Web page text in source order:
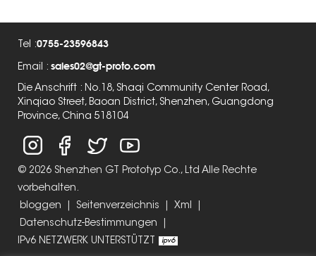
Tel :0755-23596843
Email : sales02@gt-proto.com
Die Anschrift : No.18, Shaqi Community Center Road,
Xinqiao Street, Baoan District, Shenzhen, Guangdong
Province, China 518104
© 2026 Shenzhen GT Prototyp Co., Ltd Alle Rechte
vorbehalten.
bloggen
Seitenverzeichnis Xml
Datenschutz-Bestimmungen
IPv6 NETZWERK UNTERSTÜTZT